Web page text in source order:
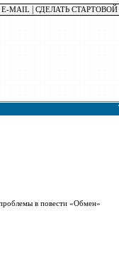
MAIL СДЕЛАТЬ СТАРТОВОЙ
в повести «Обмен»